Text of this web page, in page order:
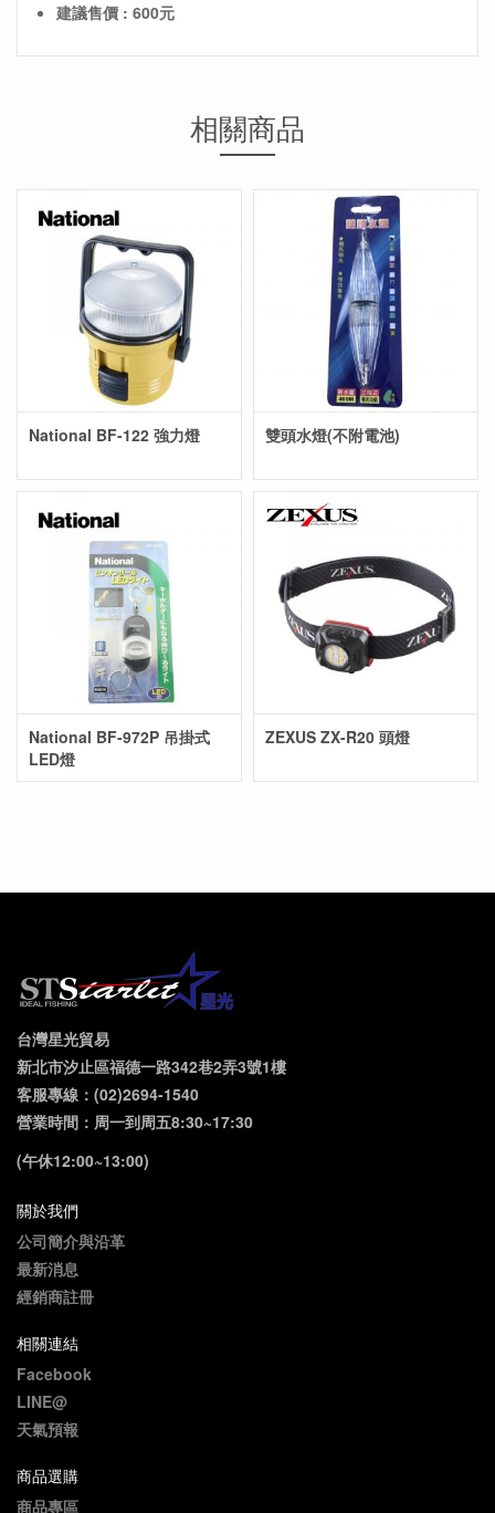
建議售價 : 600元
相關商品
National BF-122 強力燈 雙頭水燈(不附電池)
National BF-972P 吊掛式
LED燈
ZEXUS ZX-R20 頭燈
台灣星光貿易
新北市汐止區福德一路342巷2弄3號1樓
客服專線：(02)2694-1540
營業時間：周一到周五8:30~17:30
(午休12:00~13:00)
關於我們
公司簡介與沿革
最新消息
經銷商註冊
相關連結
Facebook
LINE@
天氣預報
商品選購
商品專區